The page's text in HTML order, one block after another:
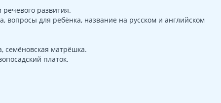
развития.
вопросы для ребёнка, название на русском и английском
семёновская матрёшка.
платок.